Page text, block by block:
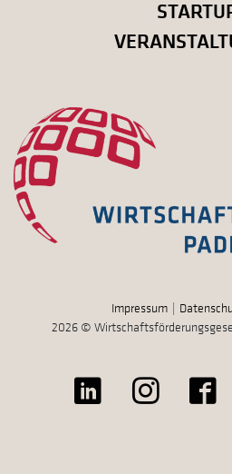
Impressum
2026 ©